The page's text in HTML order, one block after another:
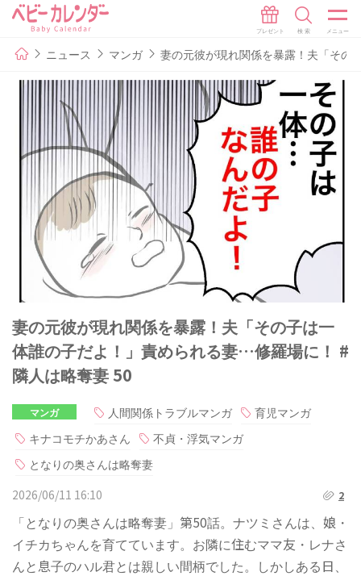
ニュース マンガ 妻の元彼が現れ関係を暴露！夫「その
妻の元彼が現れ関係を暴露！夫「その子は一
体誰の子だよ！」責められる妻…修羅場に！ #
隣人は略奪妻 50
マンガ 人間関係トラブルマンガ
育児マンガ
キナコモチかあさん
不貞・浮気マンガ
となりの奥さんは略奪妻
2026/06/11 16:10
2
「となりの奥さんは略奪妻」第50話。ナツミさんは、娘・
イチカちゃんを育てています。お隣に住むママ友・レナさ
んと息子のハル君とは親しい間柄でした。しかしある日、